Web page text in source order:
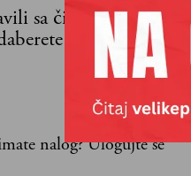
sa čitanjem naših
jedan od
nalog?Ulogujte se